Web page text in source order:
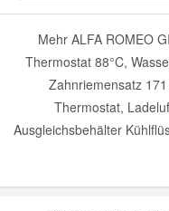
Mehr ALFA ROMEO
Thermostat 88°C,
Zahnriemensatz
Thermostat,
Ausgleichsbehälter